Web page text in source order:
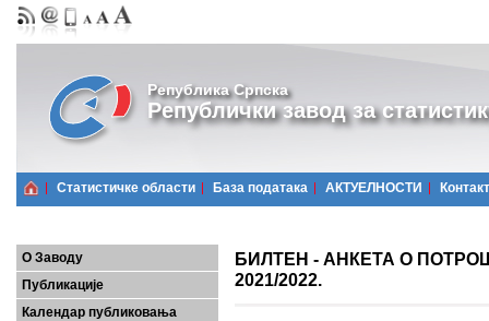
Република Српска
Републички завод за
Статистичке области Базa података АКТУЕЛНОСТИ Контакт
О Заводу
Публикације
Календар публиковања
БИЛТЕН - АНКЕТА О
2021/2022.